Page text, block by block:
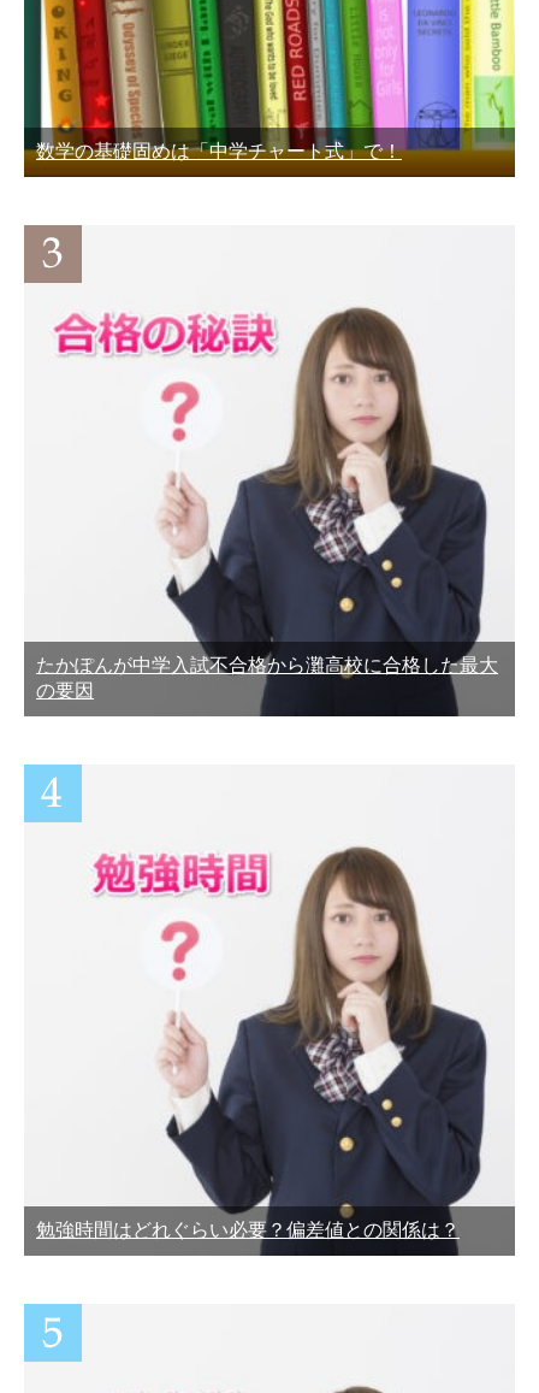
数学の基礎固めは「中学チャート式」で！
たかぽんが中学入試不合格から灘高校に合格した最大
の要因
勉強時間はどれぐらい必要？偏差値との関係は？